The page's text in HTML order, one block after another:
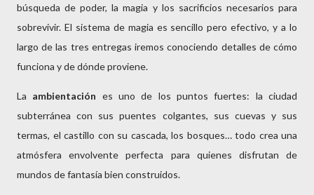
búsqueda de poder, la magia y los sacrificios necesarios para
sobrevivir. El sistema de magia es sencillo pero efectivo, y a lo
largo de las tres entregas iremos conociendo detalles de cómo
funciona y de dónde proviene.
La ambientación es uno de los puntos fuertes: la ciudad
subterránea con sus puentes colgantes, sus cuevas y sus
termas, el castillo con su cascada, los bosques… todo crea una
atmósfera envolvente perfecta para quienes disfrutan de
mundos de fantasía bien construidos.